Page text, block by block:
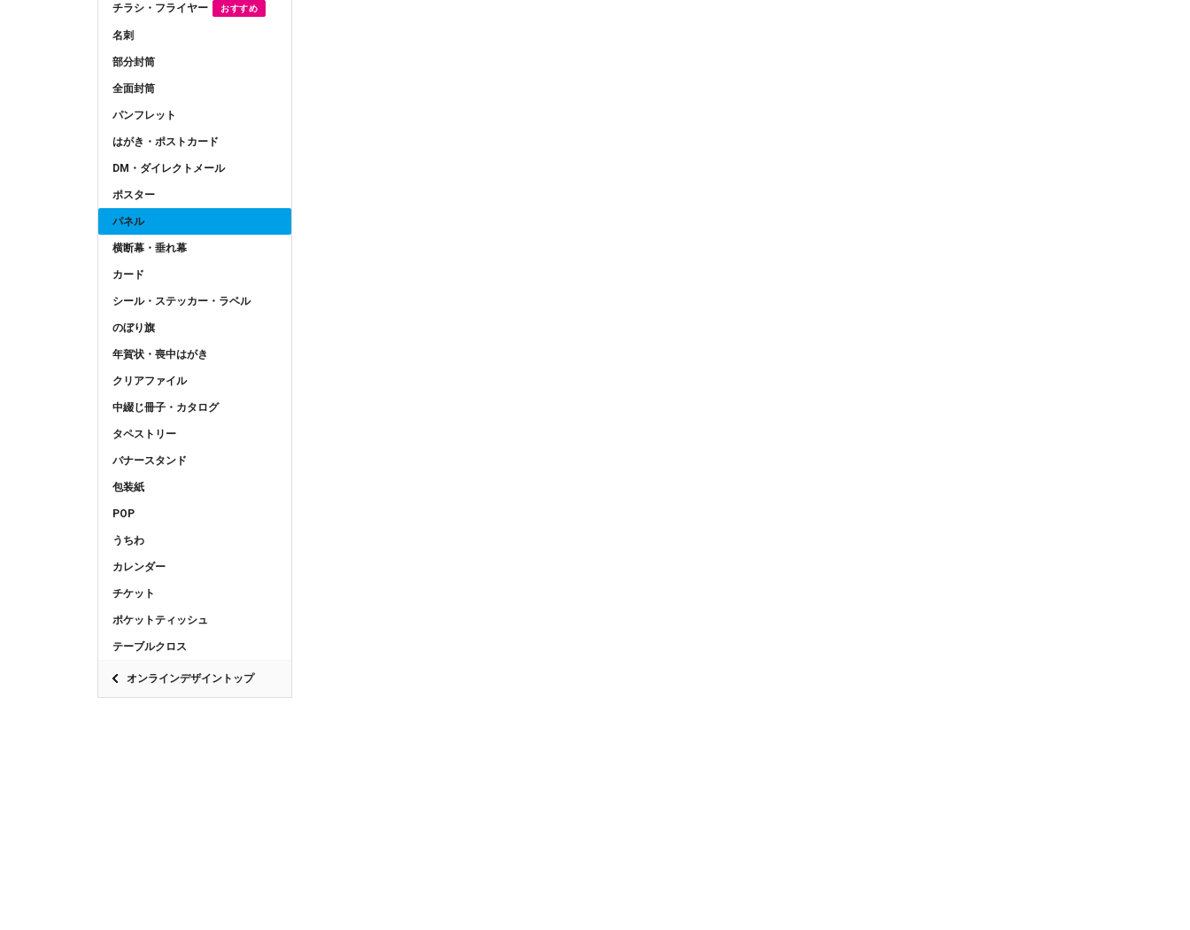
チラシ・フライヤー おすすめ
名刺
部分封筒
全面封筒
パンフレット
はがき・ポストカード
DM・ダイレクトメール
ポスター
パネル
横断幕・垂れ幕
カード
シール・ステッカー・ラベル
のぼり旗
年賀状・喪中はがき
クリアファイル
中綴じ冊子・カタログ
タペストリー
バナースタンド
包装紙
POP
うちわ
カレンダー
チケット
ポケットティッシュ
テーブルクロス
オンラインデザイントップ